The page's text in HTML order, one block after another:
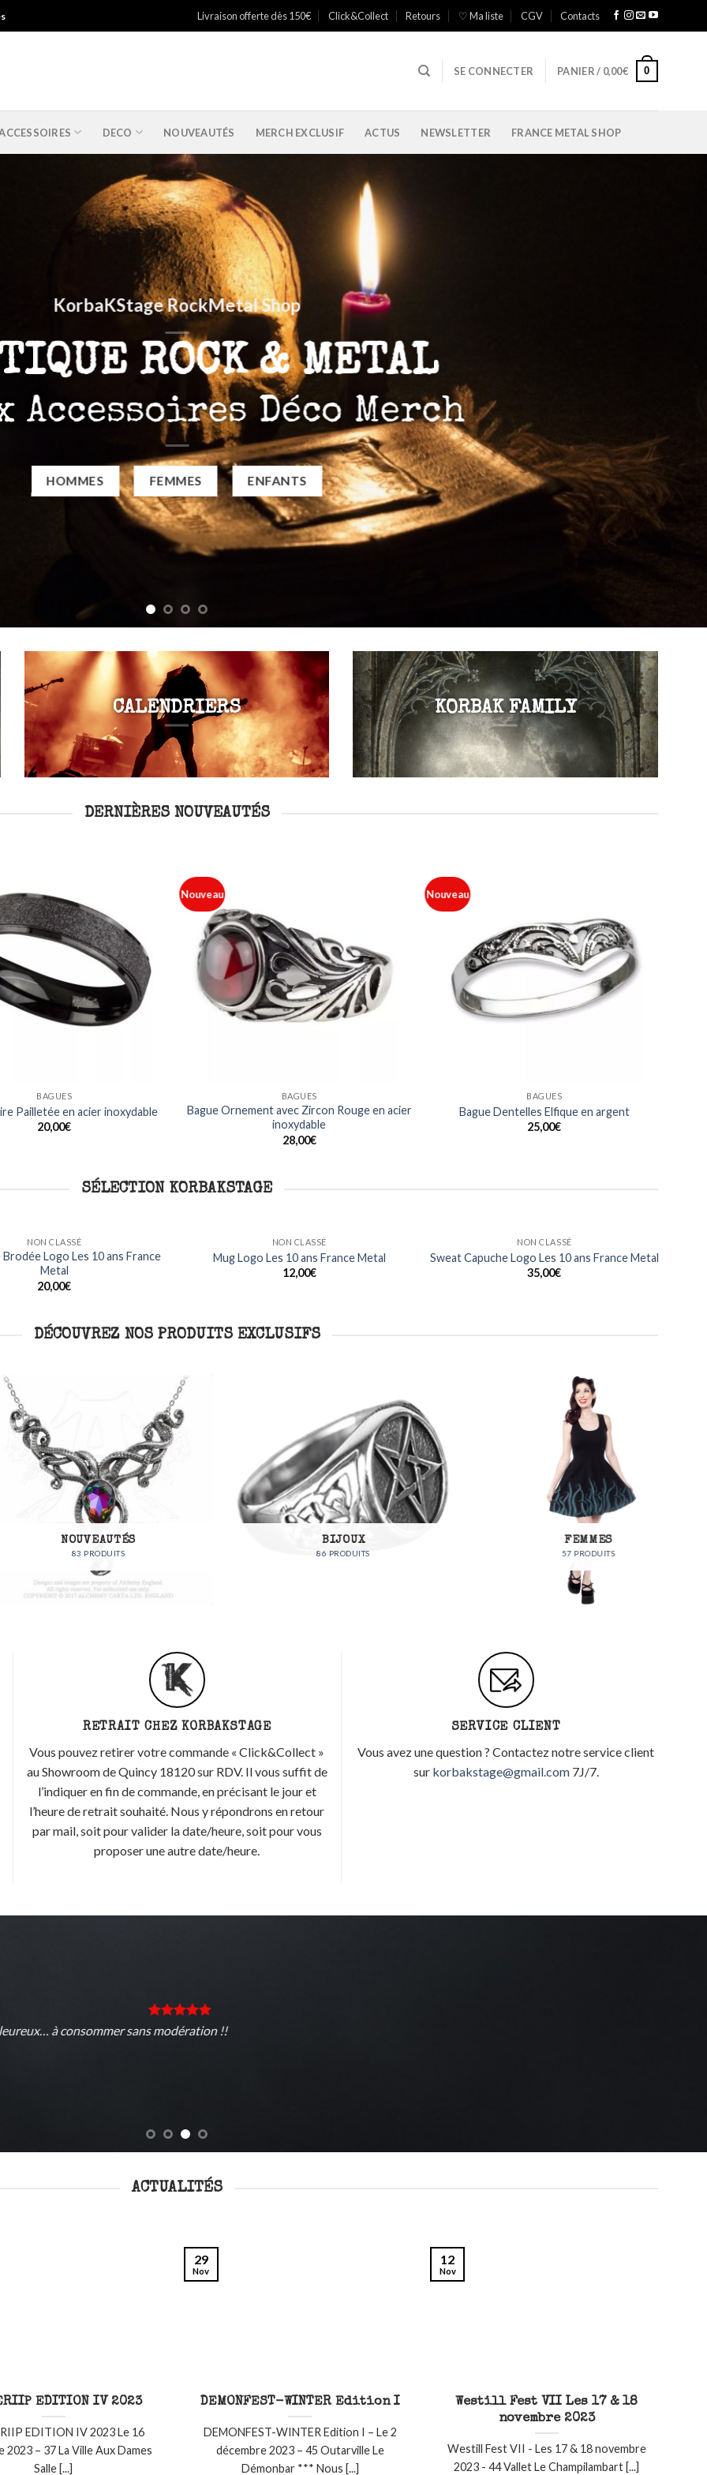
Livraison offerte dès 150€ Click&Collect Retours ♡ Ma liste CGV Contacts
SE CONNECTER PANIER / 0,00€ 0
DECO NOUVEAUTÉS MERCH EXCLUSIF ACTUS NEWSLETTER FRANCE METAL SHOP
KorbaKStage RockMetal Shop
ROCK & METAL
Accessoires Déco Merch
HOMMES FEMMES ENFANTS
CALENDRIERS KORBAK FAMILY
DERNIÈRES NOUVEAUTÉS
BAGUES
Pailletée en acier inoxydable
20,00€
Nouveau
BAGUES
Bague Ornement avec Zircon Rouge en acier
inoxydable
28,00€
Nouveau
BAGUES
Bague Dentelles Elfique en argent
25,00€
SÉLECTION KORBAKSTAGE
NON CLASSÉ
T Shirt Kermhit Logo
15,00€
NON CLASSÉ
T Shirt Manches Longues Heart Of
Metalhead France Metal
NON CLASSÉ
T Shirt Heart Of Metalhead France Metal
17,00€
DÉCOUVREZ NOS PRODUITS EXCLUSIFS
FEMMES
57 PRODUITS
NOUVEAUTÉS
83 PRODUITS 86 PRODUITS
RETRAIT CHEZ KORBAKSTAGE
Vous pouvez retirer votre commande « Click&Collect »
au Showroom de Quincy 18120 sur RDV. Il vous suffit de
l’indiquer en fin de commande, en précisant le jour et
l’heure de retrait souhaité. Nous y répondrons en retour
par mail, soit pour valider la date/heure, soit pour vous
proposer une autre date/heure.
SERVICE CLIENT
Vous avez une question ? Contactez notre service client
sur korbakstage@gmail.com7J/7.
à consommer sans modération !!
ACTUALITÉS
EDITION IV 2023
EDITION IV 2023 Le 16
2023 – 37 La Ville Aux Dames
Salle [...]
DEMONFEST-WINTER Edition I
DEMONFEST-WINTER Edition I – Le 2
décembre 2023 – 45 Outarville Le
Démonbar *** Nous [...]
29
Nov
Westill Fest VII Les 17 & 18
novembre 2023
Westill Fest VII - Les 17 & 18 novembre
2023 - 44 Vallet Le Champilambart [...]
12
Nov